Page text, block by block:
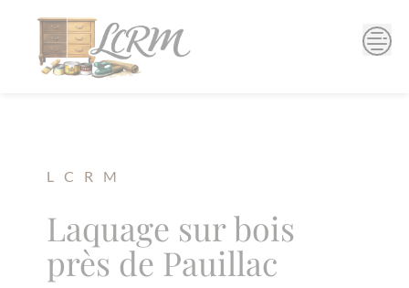
L C R M
Laquage sur bois
près de Pauillac